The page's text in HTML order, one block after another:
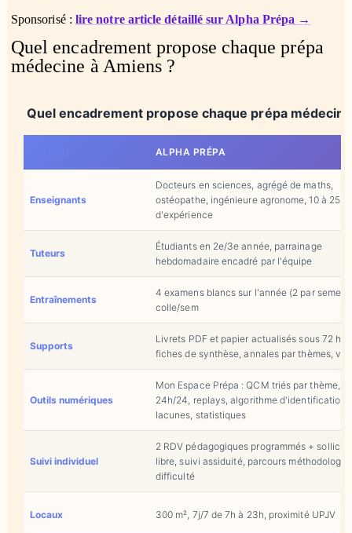
Sponsorisé : lire notre article détaillé sur Alpha Prépa →
Quel encadrement propose chaque prépa
médecine à Amiens ?
Quel encadrement propose chaque prépa
ALPHA PRÉPA
Enseignants
Docteurs en sciences, agrégé de maths,
ostéopathe, ingénieure agronome, 10 à 25
d'expérience
Tuteurs
Étudiants en 2e/3e année, parrainage
hebdomadaire encadré par l'équipe
Entraînements
4 examens blancs sur l'année (2 par
colle/sem
Supports
Livrets PDF et papier actualisés sous 72 h,
fiches de synthèse, annales par thèmes,
Outils numériques
Mon Espace Prépa : QCM triés par thème,
24h/24, replays, algorithme d'identification
lacunes, statistiques
Suivi individuel
2 RDV pédagogiques programmés +
libre, suivi assiduité, parcours
difficulté
Locaux 300 m², 7j/7 de 7h à 23h, proximité UPJV